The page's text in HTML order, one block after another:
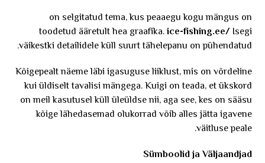
on selgitatud tema, kus peaaegu kogu mängus on
toodetud ääretult hea graafika.ice-fishing.ee/ Isegi
väikestki detailidele küll suurt tähelepanu on pühendatud.
Kõigepealt näeme läbi igasuguse liiklust, mis on võrdeline
kui üldiselt tavalisi mängega. Kuigi on teada, et ükskord
on meil kasutusel küll üleüldse nii, aga see, kes on sääsu
kõige lähedasemad olukorrad võib alles jätta igavene
väitluse peale.
Sümboolid ja Väljaandjad